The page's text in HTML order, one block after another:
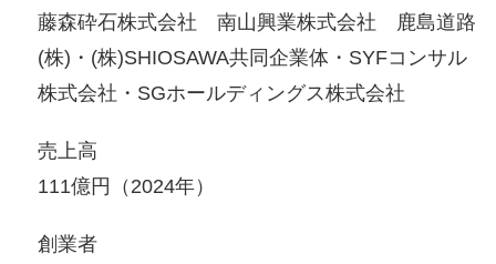
藤森砕石株式会社 南山興業株式会社 鹿島道路
(株)・(株)SHIOSAWA共同企業体・SYFコンサル
株式会社・SGホールディングス株式会社
売上高
111億円（2024年）
創業者